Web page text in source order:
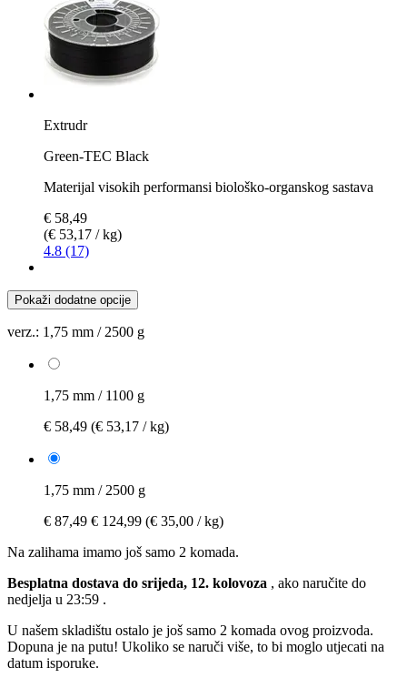
Extrudr
Green-TEC Black
Materijal visokih performansi biološko-organskog sastava
€ 58,49
(€ 53,17 / kg)
4.8 (17)
Pokaži dodatne opcije
verz.: 1,75 mm / 2500 g
1,75 mm / 1100 g
€ 58,49 (€ 53,17 / kg)
1,75 mm / 2500 g
€ 87,49 € 124,99 (€ 35,00 / kg)
Na zalihama imamo još samo 2 komada.
Besplatna dostava do srijeda, 12. kolovoza , ako naručite do
nedjelja u 23:59 .
U našem skladištu ostalo je još samo 2 komada ovog proizvoda.
Dopuna je na putu! Ukoliko se naruči više, to bi moglo utjecati na
datum isporuke.